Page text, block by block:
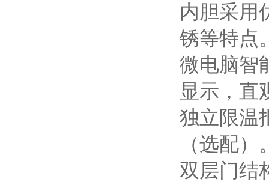
内胆采用
锈等特点
微电脑智
显示，直
独立限温
（选配）
双层门结